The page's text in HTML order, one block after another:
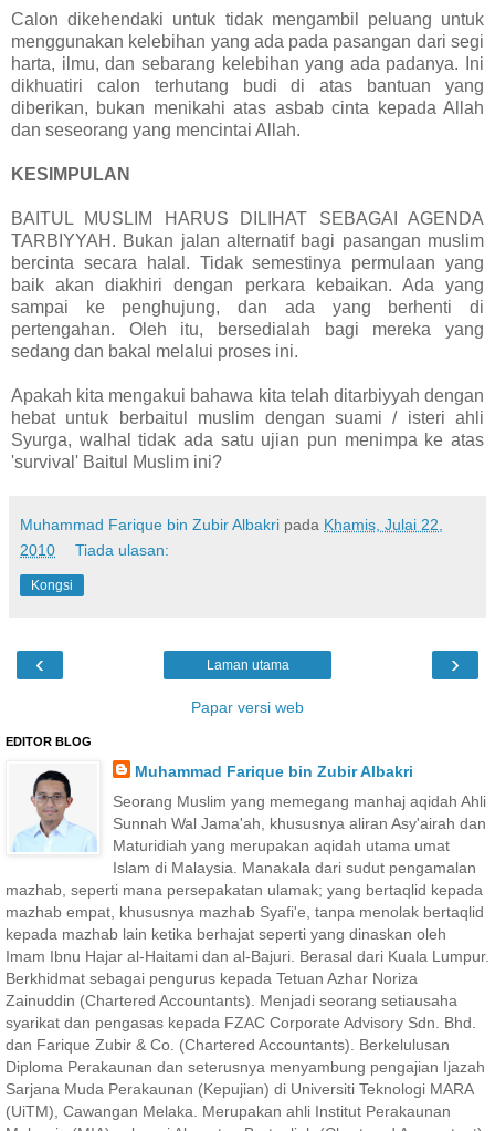
Calon dikehendaki untuk tidak mengambil peluang untuk
menggunakan kelebihan yang ada pada pasangan dari segi
harta, ilmu, dan sebarang kelebihan yang ada padanya. Ini
dikhuatiri calon terhutang budi di atas bantuan yang
diberikan, bukan menikahi atas asbab cinta kepada Allah
dan seseorang yang mencintai Allah.
KESIMPULAN
BAITUL MUSLIM HARUS DILIHAT SEBAGAI AGENDA
TARBIYYAH. Bukan jalan alternatif bagi pasangan muslim
bercinta secara halal. Tidak semestinya permulaan yang
baik akan diakhiri dengan perkara kebaikan. Ada yang
sampai ke penghujung, dan ada yang berhenti di
pertengahan. Oleh itu, bersedialah bagi mereka yang
sedang dan bakal melalui proses ini.
Apakah kita mengakui bahawa kita telah ditarbiyyah dengan
hebat untuk berbaitul muslim dengan suami / isteri ahli
Syurga, walhal tidak ada satu ujian pun menimpa ke atas
'survival' Baitul Muslim ini?
Muhammad Farique bin Zubir Albakri pada Khamis, Julai 22,
2010
Tiada ulasan:
Kongsi
‹ ›
Laman utama
Papar versi web
EDITOR BLOG
Muhammad Farique bin Zubir Albakri
Seorang Muslim yang memegang manhaj aqidah Ahli
Sunnah Wal Jama'ah, khususnya aliran Asy'airah dan
Maturidiah yang merupakan aqidah utama umat
Islam di Malaysia. Manakala dari sudut pengamalan
mazhab, seperti mana persepakatan ulamak; yang bertaqlid kepada
mazhab empat, khususnya mazhab Syafi'e, tanpa menolak bertaqlid
kepada mazhab lain ketika berhajat seperti yang dinaskan oleh
Imam Ibnu Hajar al-Haitami dan al-Bajuri. Berasal dari Kuala Lumpur.
Berkhidmat sebagai pengurus kepada Tetuan Azhar Noriza
Zainuddin (Chartered Accountants). Menjadi seorang setiausaha
syarikat dan pengasas kepada FZAC Corporate Advisory Sdn. Bhd.
dan Farique Zubir & Co. (Chartered Accountants). Berkelulusan
Diploma Perakaunan dan seterusnya menyambung pengajian Ijazah
Sarjana Muda Perakaunan (Kepujian) di Universiti Teknologi MARA
(UiTM), Cawangan Melaka. Merupakan ahli Institut Perakaunan